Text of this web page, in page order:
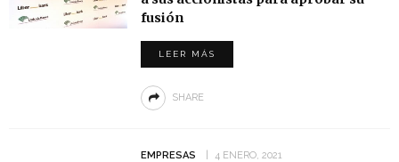
fusión
LEER MÁS
SHARE
EMPRESAS 4 ENERO, 2021